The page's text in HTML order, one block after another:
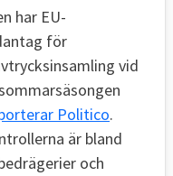
har EU-
för
vid
Politico.
är bland
och